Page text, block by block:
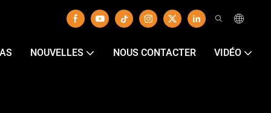
NOUVELLES NOUS CONTACTER VIDÉO